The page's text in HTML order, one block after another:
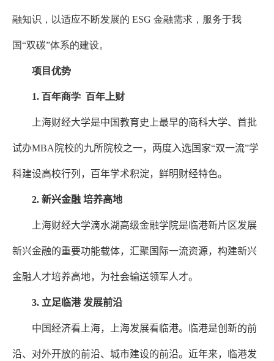
融知识，以适应不断发展的 ESG 金融需求，服务于我
国“双碳”体系的建设。
项目优势
1. 百年商学 百年上财
上海财经大学是中国教育史上最早的商科大学、首批
试办MBA 院校的九所院校之一，两度入选国家“双一流”学
科建设高校行列，百年学术积淀，鲜明财经特色。
2. 新兴金融 培养高地
上海财经大学滴水湖高级金融学院是临港新片区发展
新兴金融的重要功能载体，汇聚国际一流资源，构建新兴
金融人才培养高地，为社会输送领军人才。
3. 立足临港 发展前沿
中国经济看上海，上海发展看临港。临港是创新的前
沿、对外开放的前沿、城市建设的前沿。近年来，临港发